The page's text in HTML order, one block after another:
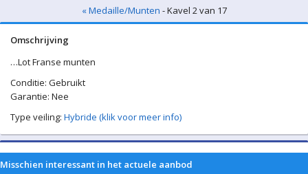
« Medaille/Munten - Kavel 2 van 17
Omschrijving
…Lot Franse munten
Conditie: Gebruikt
Garantie: Nee
Type veiling: Hybride (klik voor meer info)
Misschien interessant in het actuele aanbod